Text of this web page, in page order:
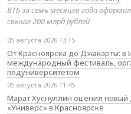
ВТБ за семь месяцев года
свыше 200 млрд рублей
05 августа 2026 13:15
От Красноярска до Джакарты: в
международный фестиваль,
педуниверситетом
05 августа 2026 11:45
Марат Хуснуллин оценил
«Универс» в Красноярске